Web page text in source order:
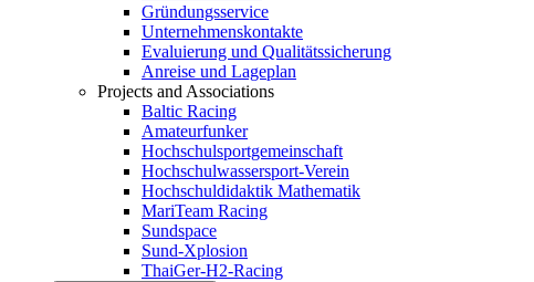
Gründungsservice
Unternehmenskontakte
Evaluierung und Qualitätssicherung
Anreise und Lageplan
Projects and Associations
Baltic Racing
Amateurfunker
Hochschulsportgemeinschaft
Hochschulwassersport-Verein
Hochschuldidaktik Mathematik
MariTeam Racing
Sundspace
Sund-Xplosion
ThaiGer-H2-Racing